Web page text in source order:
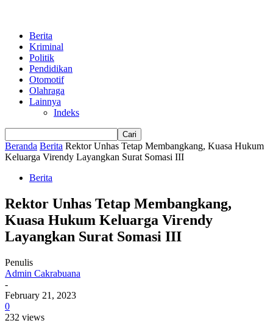
Berita
Kriminal
Politik
Pendidikan
Otomotif
Olahraga
Lainnya
Indeks
Beranda Berita Rektor Unhas Tetap Membangkang, Kuasa Hukum
Keluarga Virendy Layangkan Surat Somasi III
Berita
Rektor Unhas Tetap Membangkang,
Kuasa Hukum Keluarga Virendy
Layangkan Surat Somasi III
Penulis
Admin Cakrabuana
-
February 21, 2023
0
232 views